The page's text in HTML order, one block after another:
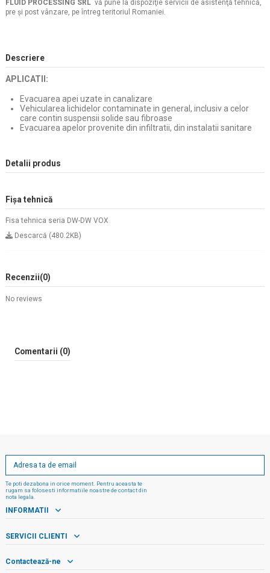
FLUID PROCESSING SRL vă pune la dispoziţie servicii de asistenţă tehnică,
pre şi post vânzare, pe întreg teritoriul Romaniei.
Descriere
APLICATII:
Evacuarea apei uzate in canalizare
Vehicularea lichidelor contaminate in general, inclusiv a celor
care contin suspensii solide sau fibroase
Evacuarea apelor provenite din infiltratii, din instalatii sanitare
Detalii produs
Fișa tehnică
Fisa tehnica seria DW-DW VOX
Descarcă (480.2KB)
Recenzii(0)
No reviews
Comentarii (0)
Te poti dezabona in orice moment. Pentru aceasta te
rugam sa folosesti informatiile noastre de contact din
nota legala.
INFORMATII
SERVICII CLIENTI
Contactează-ne